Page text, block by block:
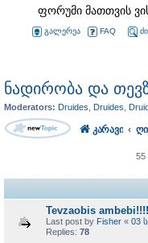
ფორუმი მათთვის
გალერეა FAQ
ნადირობა და
Moderators: Druides Druides
კარავი
55
Tevzaobis ambebi!!!!
Last post by Fisher « 03
Replies: 78